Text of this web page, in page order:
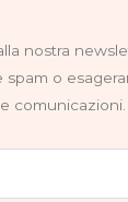
nostra
spam o
comunicazioni.